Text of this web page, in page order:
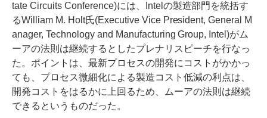
tate Circuits Conference)には、Intelの製造部門を統括す
るWilliam M. Holt氏(Executive Vice President, General M
anager, Technology and Manufacturing Group, Intel)がム
ーアの法則は継続するとしたプレナリスピーチを行なっ
た。ポイントは、最新プロセスの開発にコストがかかっ
ても、プロセス微細化による製造コスト低減の利点は、
開発コストをはるかに上回るため、ムーアの法則は継続
できるというものだった。